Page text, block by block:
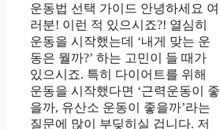
운동법 선택 가이드 안녕하세요 여
러분! 이런 적 있으시죠?! 열심히
운동을 시작했는데 ‘내게 맞는 운
동은 뭘까?’ 하는 고민이 들 때가
있으시죠. 특히 다이어트를 위해
운동을 시작했다면 ‘근력운동이 좋
을까, 유산소 운동이 좋을까’라는
질문에 많이 부딪히실 겁니다. 저